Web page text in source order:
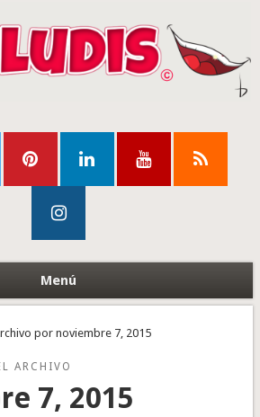
Menú
por noviembre 7, 2015
ARCHIVO
7, 2015